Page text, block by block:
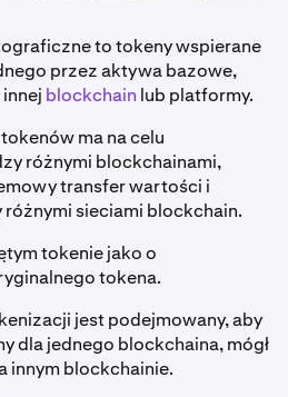
to tokeny wspierane
przez aktywa bazowe,
blockchain lub platformy.
ma na celu
różnymi blockchainami,
transfer wartości i
sieciami blockchain.
tokenie jako o
tokena.
jest podejmowany, aby
dla jednego blockchaina, mógł
innym blockchainie.